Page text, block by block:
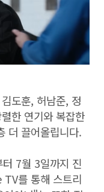
도훈, 허남준, 정
한 연기와 복잡한
더 끌어올립니다.
7월 3일까지 진
를 통해 스트리